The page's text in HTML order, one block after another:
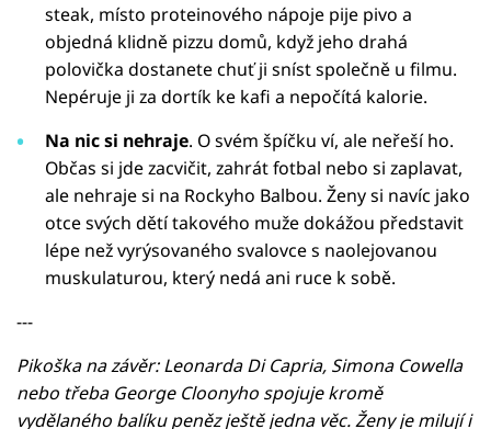
steak, místo proteinového nápoje pije pivo a
objedná klidně pizzu domů, když jeho drahá
polovička dostanete chuť ji sníst společně u filmu.
Nepéruje ji za dortík ke kafi a nepočítá kalorie.
Na nic si nehraje. O svém špíčku ví, ale neřeší ho.
Občas si jde zacvičit, zahrát fotbal nebo si zaplavat,
ale nehraje si na Rockyho Balbou. Ženy si navíc jako
otce svých dětí takového muže dokážou představit
lépe než vyrýsovaného svalovce s naolejovanou
muskulaturou, který nedá ani ruce k sobě.
---
Pikoška na závěr: Leonarda Di Capria, Simona Cowella
nebo třeba George Cloonyho spojuje kromě
vydělaného balíku peněz ještě jedna věc. Ženy je milují i